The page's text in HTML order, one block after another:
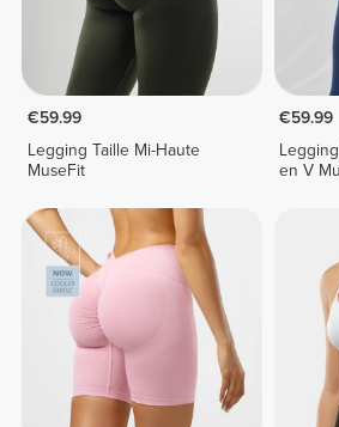
€59.99
Legging Taille Mi-Haute
MuseFit
€59.99
en V